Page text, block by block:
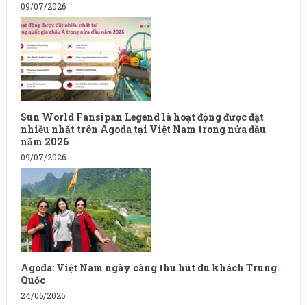
09/07/2026
Sun World Fansipan Legend là hoạt động được đặt
nhiều nhất trên Agoda tại Việt Nam trong nửa đầu
năm 2026
09/07/2026
Agoda: Việt Nam ngày càng thu hút du khách Trung
Quốc
24/06/2026